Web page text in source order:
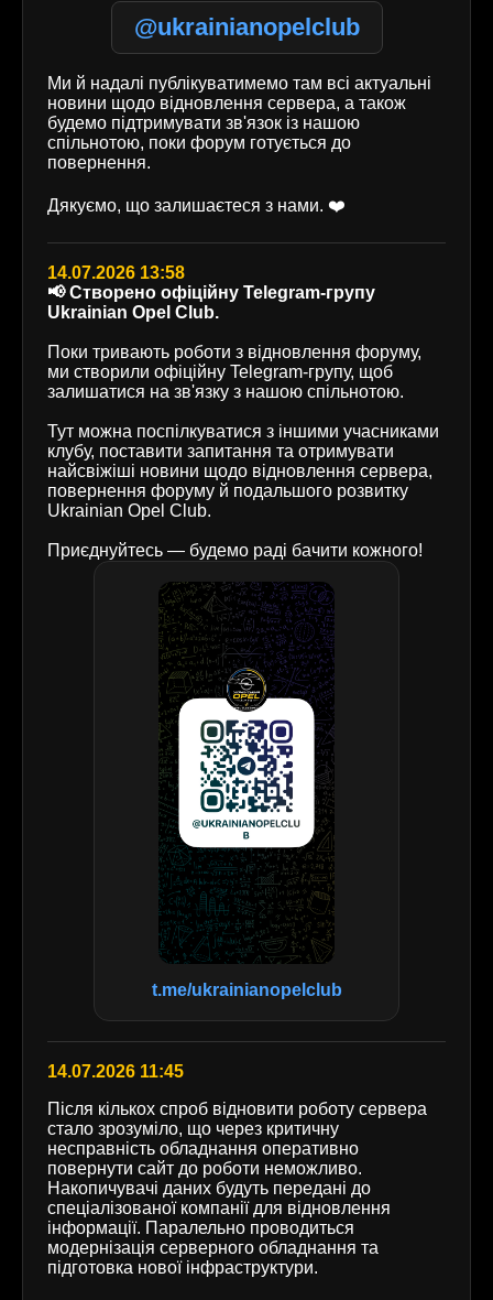
@ukrainianopelclub
Ми й надалі публікуватимемо там всі актуальні
новини щодо відновлення сервера, а також
будемо підтримувати зв'язок із нашою
спільнотою, поки форум готується до
повернення.
Дякуємо, що залишаєтеся з нами. ❤️
14.07.2026 13:58
📢 Створено офіційну Telegram-групу
Ukrainian Opel Club.
Поки тривають роботи з відновлення форуму,
ми створили офіційну Telegram-групу, щоб
залишатися на зв'язку з нашою спільнотою.
Тут можна поспілкуватися з іншими учасниками
клубу, поставити запитання та отримувати
найсвіжіші новини щодо відновлення сервера,
повернення форуму й подальшого розвитку
Ukrainian Opel Club.
Приєднуйтесь — будемо раді бачити кожного!
t.me/ukrainianopelclub
14.07.2026 11:45
Після кількох спроб відновити роботу сервера
стало зрозуміло, що через критичну
несправність обладнання оперативно
повернути сайт до роботи неможливо.
Накопичувачі даних будуть передані до
спеціалізованої компанії для відновлення
інформації. Паралельно проводиться
модернізація серверного обладнання та
підготовка нової інфраструктури.